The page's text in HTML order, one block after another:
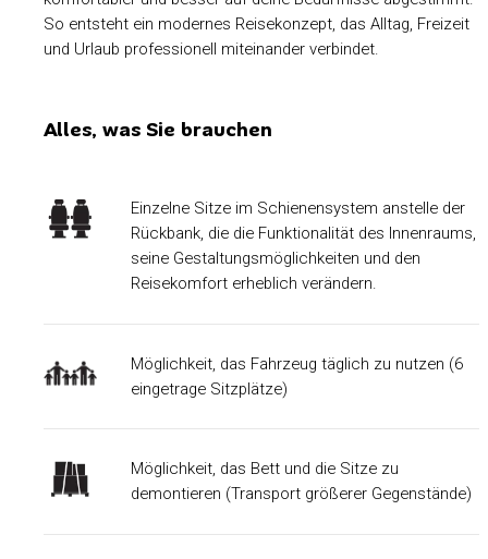
So entsteht ein modernes Reisekonzept, das Alltag, Freizeit
und Urlaub professionell miteinander verbindet.
Alles, was Sie brauchen
Einzelne Sitze im Schienensystem anstelle der
Rückbank, die die Funktionalität des Innenraums,
seine Gestaltungsmöglichkeiten und den
Reisekomfort erheblich verändern.
Möglichkeit, das Fahrzeug täglich zu nutzen (6
eingetrage Sitzplätze)
Möglichkeit, das Bett und die Sitze zu
demontieren (Transport größerer Gegenstände)